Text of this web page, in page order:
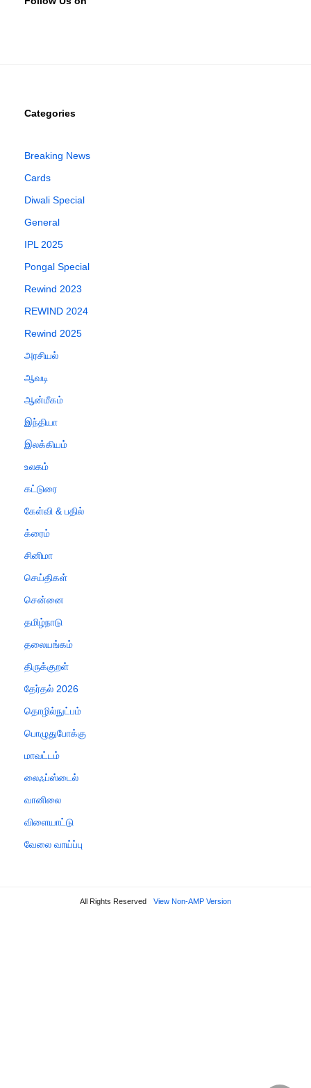
Categories
Breaking News
Cards
Diwali Special
General
IPL 2025
Pongal Special
Rewind 2023
REWIND 2024
Rewind 2025
அரசியல்
ஆவடி
ஆன்மீகம்
இந்தியா
இலக்கியம்
உலகம்
கட்டுரை
கேள்வி & பதில்
க்ரைம்
சினிமா
செய்திகள்
சென்னை
தமிழ்நாடு
தலையங்கம்
திருக்குறள்
தேர்தல் 2026
தொழில்நுட்பம்
பொழுதுபோக்கு
மாவட்டம்
லைஃப்ஸ்டைல்
வானிலை
விளையாட்டு
வேலை வாய்ப்பு
All Rights Reserved View Non-AMP Version